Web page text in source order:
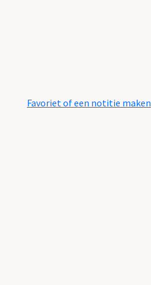
Favoriet of een notitie maken